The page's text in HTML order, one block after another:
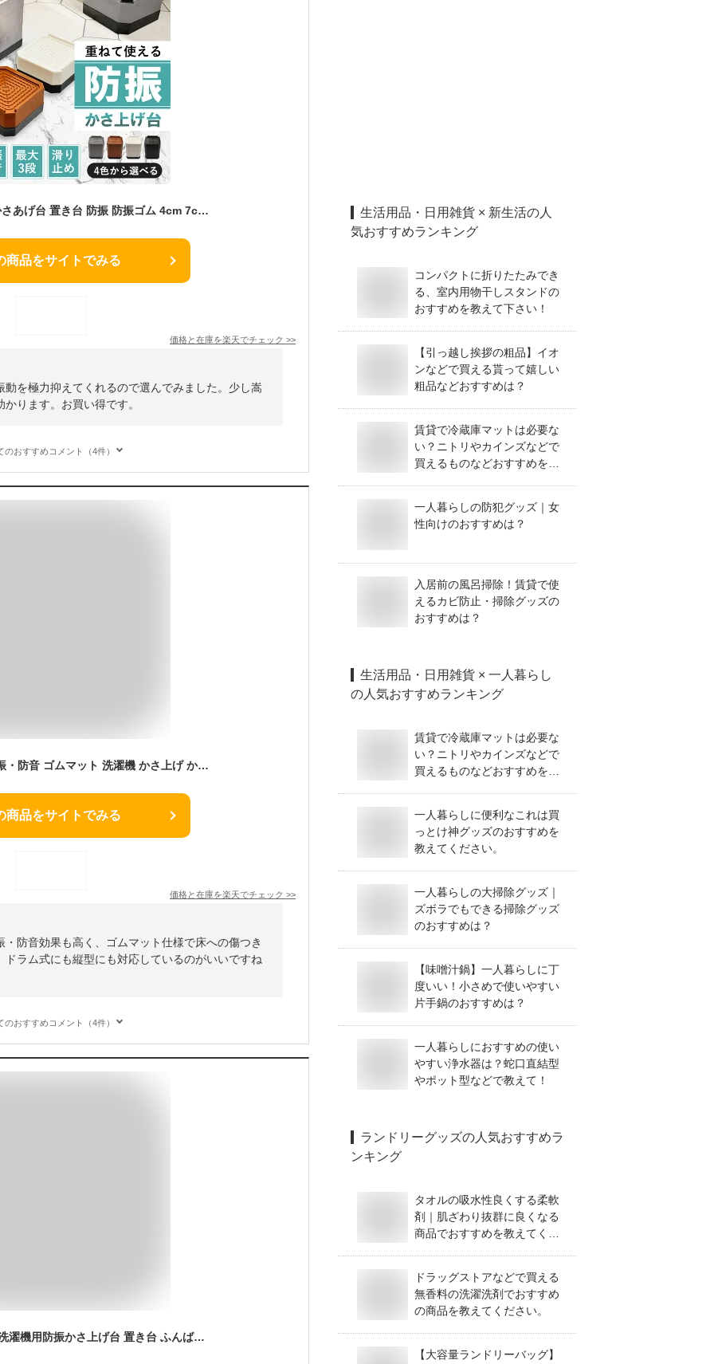
【4個入り】洗濯機 かさあげ台 置き台 防振 防振ゴム 4cm 7cm 10cm 洗濯機 置き場 高さ調整 底上げ 4個セット ドラム式 縦型 引っ越し 掃除 洗濯機下 騒音対策 洗濯機かさ上げ台 洗濯機置き場 1段 2段 3段
商品をサイトでみる
価格と在庫を楽天でチェック >>
を極力抑えてくれるので選んでみました。少し嵩
ります。お買い得です。
のおすすめコメント（4件）
洗濯機かさ上げ台 防振・防音 ゴムマット 洗濯機 かさ上げ かさあげ 台 かさ上げ台 置き台 洗濯機置き台 台座 TFi-9045 ドラム式/縦型対応 高さ調整 洗濯機かさあげ かさあげ台 嵩上げ キズ凹み防止 振動防止 防振 防音 騒音対策 あしあげ隊 タツフト 【楽天ランキング1位】
商品をサイトでみる
価格と在庫を楽天でチェック >>
防音効果も高く、ゴムマット仕様で床への傷つき
ラム式にも縦型にも対応しているのがいいですね
のおすすめコメント（4件）
OP-SG600 因幡電機 洗濯機用防振かさ上げ台 置き台 ふんばるマン 1セット4個入 ワンプラス ふんばるマン 洗濯機 ふんばるまん 洗濯機 かさ上げ台 洗濯機 台 OPSG600 因幡電工(INABA DENKO) 因幡電工
生活用品・日用雑貨 × 新生活の人
気おすすめランキング
コンパクトに折りたたみでき
る、室内用物干しスタンドの
おすすめを教えて下さい！
【引っ越し挨拶の粗品】イオ
ンなどで買える貰って嬉しい
粗品などおすすめは？
賃貸で冷蔵庫マットは必要な
い？ニトリやカインズなどで
買えるものなどおすすめを教
一人暮らしの防犯グッズ｜女
性向けのおすすめは？
入居前の風呂掃除！賃貸で使
えるカビ防止・掃除グッズの
おすすめは？
生活用品・日用雑貨 × 一人暮らし
の人気おすすめランキング
賃貸で冷蔵庫マットは必要な
い？ニトリやカインズなどで
買えるものなどおすすめを教
一人暮らしに便利なこれは買
っとけ神グッズのおすすめを
教えてください。
一人暮らしの大掃除グッズ｜
ズボラでもできる掃除グッズ
のおすすめは？
【味噌汁鍋】一人暮らしに丁
度いい！小さめで使いやすい
片手鍋のおすすめは？
一人暮らしにおすすめの使い
やすい浄水器は？蛇口直結型
やポット型などで教えて！
ランドリーグッズの人気おすすめラ
ンキング
タオルの吸水性良くする柔軟
剤｜肌ざわり抜群に良くなる
商品でおすすめを教えてくだ
ドラッグストアなどで買える
無香料の洗濯洗剤でおすすめ
の商品を教えてください。
【大容量ランドリーバッグ】